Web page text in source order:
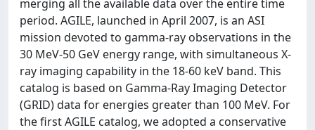
merging all the available data over the entire time
period. AGILE, launched in April 2007, is an ASI
mission devoted to gamma-ray observations in the
30 MeV-50 GeV energy range, with simultaneous X-
ray imaging capability in the 18-60 keV band. This
catalog is based on Gamma-Ray Imaging Detector
(GRID) data for energies greater than 100 MeV. For
the first AGILE catalog, we adopted a conservative